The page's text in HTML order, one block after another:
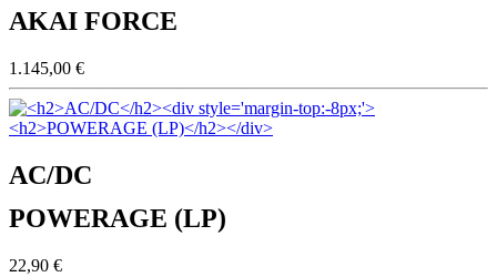
AKAI FORCE
1.145,00 €
AC/DC
POWERAGE (LP)
22,90 €